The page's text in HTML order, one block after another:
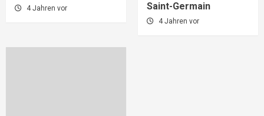
4 Jahren vor
Saint-Germain
4 Jahren vor